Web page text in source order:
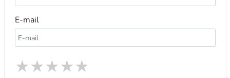
E-mail
★
★
★
★
★